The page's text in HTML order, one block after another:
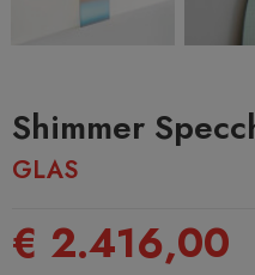
Shimmer
GLAS
€ 2.416,00